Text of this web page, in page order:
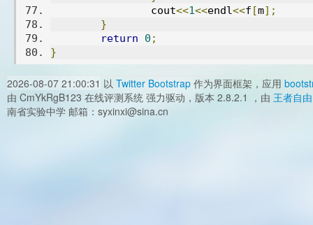
		cout
<<1<<endl<<f [m];
}
return
0 ;
}
2026-08-07 21:00:31 以 Twitter Bootstrap 作为界面框架，应用
由 CmYkRgB123 在线评测系统 强力驱动，版本 2.8.2.1 ，由 王者自由
南省实验中学 邮箱：syxinxi@sina.cn